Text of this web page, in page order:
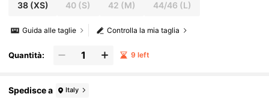
38(XS) 40 (S) 42 (M) 44/46 (L)
Controlla la mia taglia
Guida alle taglie
Quantità: 9 left
Spedisce a Italy